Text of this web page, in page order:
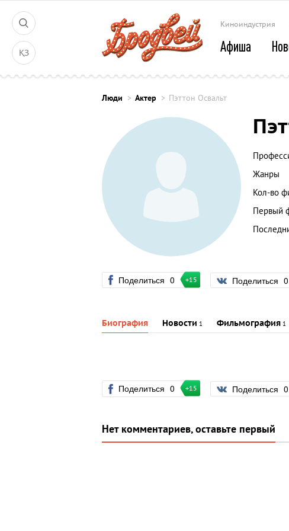
ҚЗ
Киноиндустрия
Афиша
Люди Актер Пэттон Освальт
Жанры
Кол-во
Первый
Поделиться 0 +15 Поделиться 0
Биография Новости 1 Фильмография 1
Поделиться 0 +15 Поделиться 0
Нет комментариев, оставьте первый